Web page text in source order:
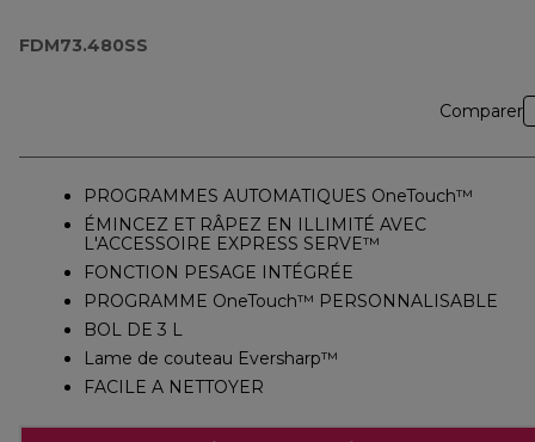
FDM73.480SS
FDM73.480SS
Comparer
PROGRAMMES AUTOMATIQUES OneTouch™
ÉMINCEZ ET RÂPEZ EN ILLIMITÉ AVEC
L'ACCESSOIRE EXPRESS SERVE™
FONCTION PESAGE INTÉGRÉE
PROGRAMME OneTouch™ PERSONNALISABLE
BOL DE 3 L
Lame de couteau Eversharp™
FACILE A NETTOYER